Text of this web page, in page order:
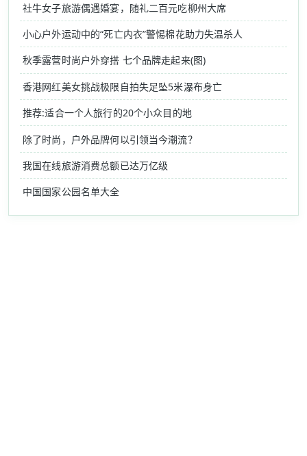
社牛女子旅游偶遇婚宴，随礼二百元吃柳州大席
小心户外运动中的“死亡内衣”警惕棉花助力失温杀人
秋季露营时尚户外穿搭 七个品牌走起来(图)
香港网红美女挑战极限自拍失足坠5米瀑布身亡
推荐:适合一个人旅行的20个小众目的地
除了时尚，户外品牌何以引领当今潮流？
我国在线旅游消费总额已达万亿级
中国国家公园名单大全